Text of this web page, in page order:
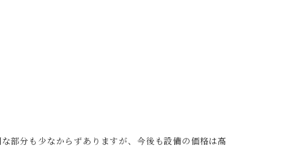
部分も少なからずありますが、今後も設備の価格は高